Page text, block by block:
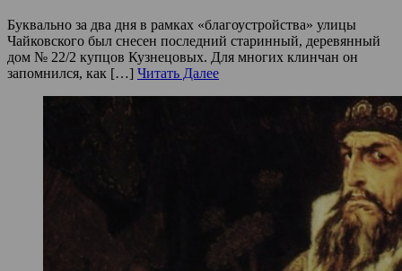
Буквально за два дня в рамках «благоустройства» улицы
Чайковского был снесен последний старинный, деревянный
дом № 22/2 купцов Кузнецовых. Для многих клинчан он
запомнился, как […] Читать Далее